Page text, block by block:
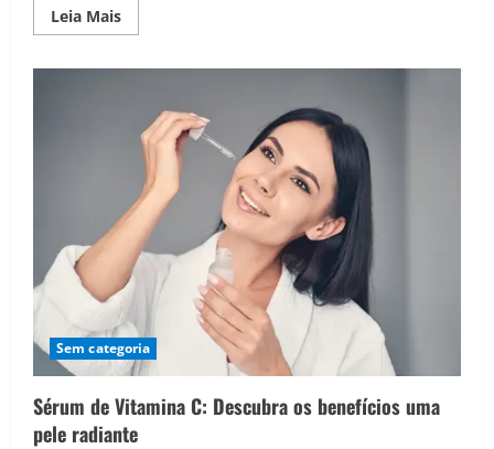
Leia MaisRead
more
Benefícios
Sem categoria
Sérum de Vitamina C: Descubra os benefícios uma
pele radiante